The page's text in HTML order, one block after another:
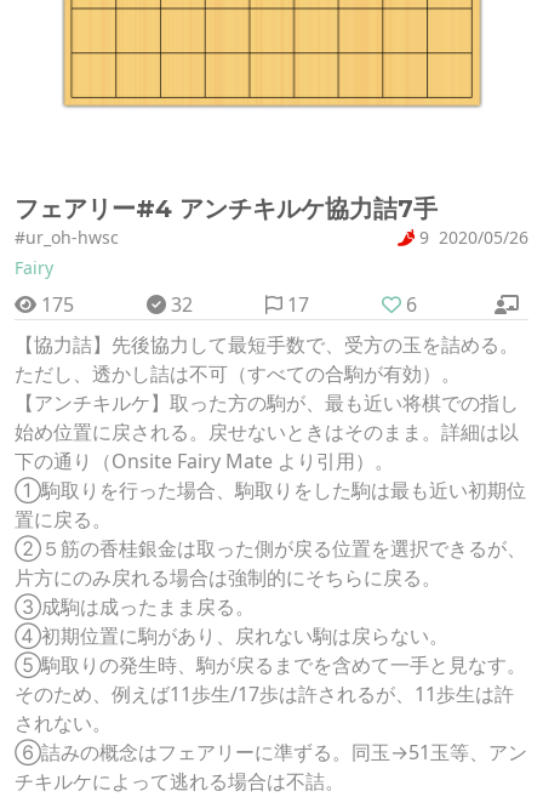
フェアリー#4 アンチキルケ協力詰7手
#ur_oh-hwsc 9 2020/05/26
Fairy
175 32 17
6
【協力詰】先後協力して最短手数で、受方の玉を詰める。
ただし、透かし詰は不可（すべての合駒が有効）。
【アンチキルケ】取った方の駒が、最も近い将棋での指し
始め位置に戻される。戻せないときはそのまま。詳細は以
下の通り（Onsite Fairy Mate より引用）。
①駒取りを行った場合、駒取りをした駒は最も近い初期位
置に戻る。
②５筋の香桂銀金は取った側が戻る位置を選択できるが、
片方にのみ戻れる場合は強制的にそちらに戻る。
③成駒は成ったまま戻る。
④初期位置に駒があり、戻れない駒は戻らない。
⑤駒取りの発生時、駒が戻るまでを含めて一手と見なす。
そのため、例えば11歩生/17歩は許されるが、11歩生は許
されない。
⑥詰みの概念はフェアリーに準ずる。同玉→51玉等、アン
チキルケによって逃れる場合は不詰。